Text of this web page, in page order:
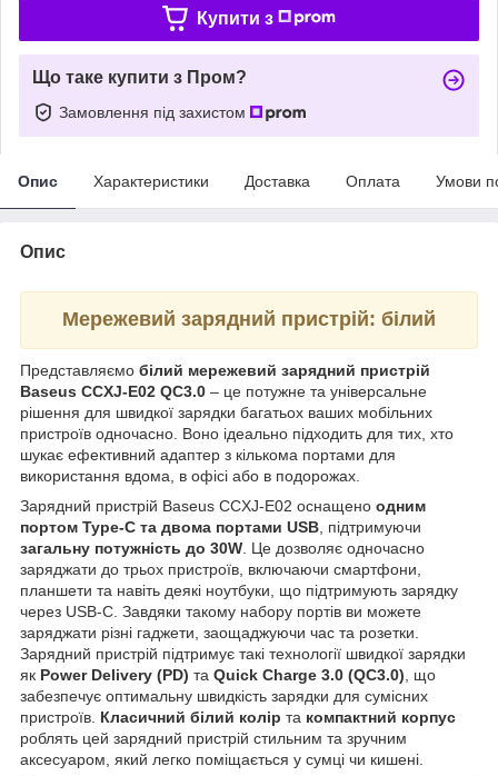
Купити з
Що таке купити з Пром?
Замовлення під захистом
Опис Характеристики Доставка Оплата Умови
Опис
Мережевий зарядний пристрій: білий
Представляємо білий мережевий зарядний пристрій
Baseus CCXJ-E02 QC3.0 – це потужне та універсальне
рішення для швидкої зарядки багатьох ваших мобільних
пристроїв одночасно. Воно ідеально підходить для тих, хто
шукає ефективний адаптер з кількома портами для
використання вдома, в офісі або в подорожах.
Зарядний пристрій Baseus CCXJ-E02 оснащено одним
портом Type-C та двома портами USB , підтримуючи
загальну потужність до 30W . Це дозволяє одночасно
заряджати до трьох пристроїв, включаючи смартфони,
планшети та навіть деякі ноутбуки, що підтримують зарядку
через USB-C. Завдяки такому набору портів ви можете
заряджати різні гаджети, заощаджуючи час та розетки.
Зарядний пристрій підтримує такі технології швидкої зарядки
як Power Delivery (PD) та Quick Charge 3.0 (QC3.0) , що
забезпечує оптимальну швидкість зарядки для сумісних
пристроїв. Класичний білий колір та компактний корпус
роблять цей зарядний пристрій стильним та зручним
аксесуаром, який легко поміщається у сумці чи кишені.